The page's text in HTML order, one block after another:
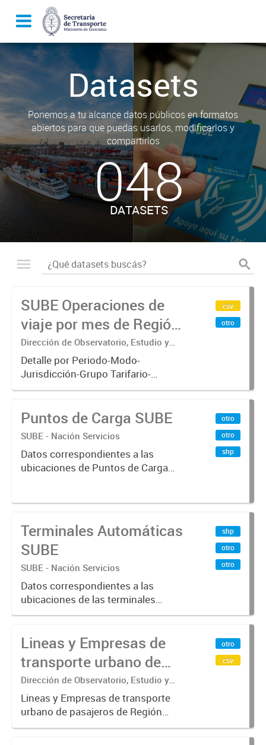
Datasets
Ponemos a tu alcance datos públicos en formatos
abiertos para que puedas usarlos, modificarlos y
compartirlos
048
DATASETS
SUBE Operaciones de
viaje por mes de Región
Metropolitana de
Buenos Aires
Dirección de Observatorio, Estudio y
Sistemas – Ministerio de Transporte
Detalle por Periodo-Modo-
Jurisdicción-Grupo Tarifario-
Empresa-Línea-Tipo de
de viajes del sistema único de
boleto electrónico(SUBE) para el
periodo registrado...
csv
otro
Puntos de Carga SUBE
SUBE - Nación Servicios
Datos correspondientes a las
ubicaciones de Puntos de Carga
otro
otro
shp
Terminales Automáticas
SUBE
SUBE - Nación Servicios
Datos correspondientes a las
ubicaciones de las terminales
automáticas de auto servicio (TAS)
vigentes al 01/10/2019.-
shp
otro
otro
Lineas y Empresas de
transporte urbano de
pasajeros de Región
Metropolitana de
Buenos Aires - SUBE
Dirección de Observatorio, Estudio y
Sistemas – Ministerio de Transporte
Lineas y Empresas de transporte
urbano de pasajeros de Región
Metropolitana de Buenos Aires
otro
csv